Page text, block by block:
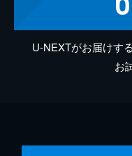
U-NEXTがお届けす
お